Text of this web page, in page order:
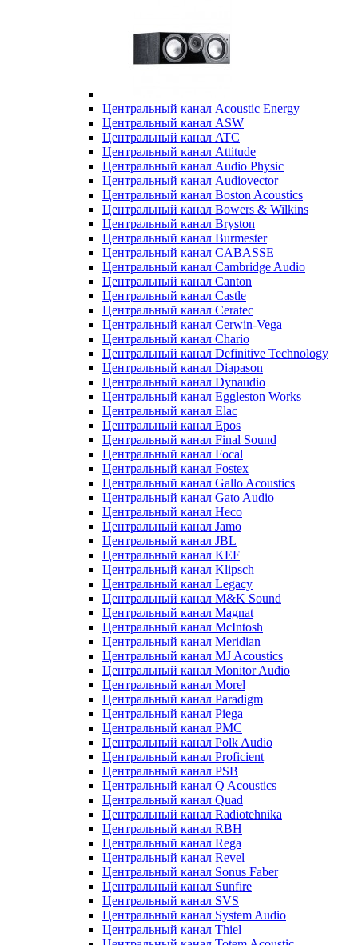
Центральный канал Acoustic Energy
Центральный канал ASW
Центральный канал ATC
Центральный канал Attitude
Центральный канал Audio Physic
Центральный канал Audiovector
Центральный канал Boston Acoustics
Центральный канал Bowers & Wilkins
Центральный канал Bryston
Центральный канал Burmester
Центральный канал CABASSE
Центральный канал Cambridge Audio
Центральный канал Canton
Центральный канал Castle
Центральный канал Ceratec
Центральный канал Cerwin-Vega
Центральный канал Chario
Центральный канал Definitive Technology
Центральный канал Diapason
Центральный канал Dynaudio
Центральный канал Eggleston Works
Центральный канал Elac
Центральный канал Epos
Центральный канал Final Sound
Центральный канал Focal
Центральный канал Fostex
Центральный канал Gallo Acoustics
Центральный канал Gato Audio
Центральный канал Heco
Центральный канал Jamo
Центральный канал JBL
Центральный канал KEF
Центральный канал Klipsch
Центральный канал Legacy
Центральный канал M&K Sound
Центральный канал Magnat
Центральный канал McIntosh
Центральный канал Meridian
Центральный канал MJ Acoustics
Центральный канал Monitor Audio
Центральный канал Morel
Центральный канал Paradigm
Центральный канал Piega
Центральный канал PMC
Центральный канал Polk Audio
Центральный канал Proficient
Центральный канал PSB
Центральный канал Q Acoustics
Центральный канал Quad
Центральный канал Radiotehnika
Центральный канал RBH
Центральный канал Rega
Центральный канал Revel
Центральный канал Sonus Faber
Центральный канал Sunfire
Центральный канал SVS
Центральный канал System Audio
Центральный канал Thiel